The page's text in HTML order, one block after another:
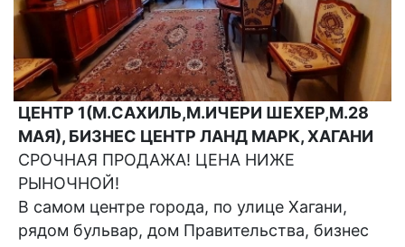
ЦЕНТР 1(М.САХИЛЬ,М.ИЧЕРИ ШЕХЕР,М.28
МАЯ), БИЗНЕС ЦЕНТР ЛАНД МАРК, ХАГАНИ
СРОЧНАЯ ПРОДАЖА! ЦЕНА НИЖЕ
РЫНОЧНОЙ!
В самом центре города, по улице Хагани,
рядом бульвар, дом Правительства, бизнес